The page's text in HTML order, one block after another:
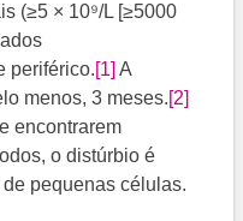
(≥5 × 10⁹/L [≥5000
periférico.[1] A
menos, 3 meses.[2]
encontrarem
o distúrbio é
pequenas células.